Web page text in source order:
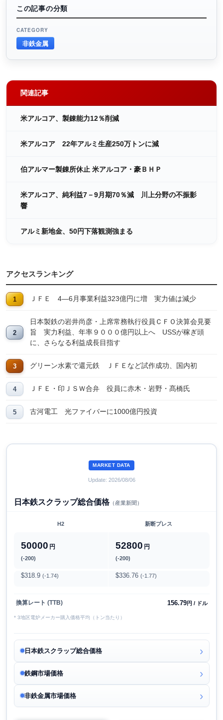
この記事の分類
CATEGORY
非鉄金属
関連記事
米アルコア、製錬能力12％削減
米アルコア 22年アルミ生産250万トンに減
伯アルマー製錬所休止 米アルコア・豪ＢＨＰ
米アルコア、純利益7－9月期70％減 川上分野の不振影
響
アルミ新地金、50円下落観測強まる
アクセスランキング
ＪＦＥ 4―6月事業利益323億円に増 実力値は減少
日本製鉄の岩井尚彦・上席常務執行役員ＣＦＯ決算会見要
旨 実力利益、年率９０００億円以上へ USSが稼ぎ頭
に、さらなる利益成長目指す
グリーン水素で還元鉄 ＪＦＥなど試作成功、国内初
ＪＦＥ・印ＪＳＷ合弁 役員に赤木・岩野・髙橋氏
古河電工 光ファイバーに1000億円投資
MARKET DATA
Update: 2026/08/06
日本鉄スクラップ総合価格（産業新聞）
H2 新断プレス
50000 円
(-200)
52800 円
(-200)
$318.9 (-1.74) $336.76 (-1.77)
換算レート (TTB) 156.79円 / ドル
* 3地区電炉メーカー購入価格平均（トン当たり）
日本鉄スクラップ総合価格
鉄鋼市場価格
非鉄金属市場価格